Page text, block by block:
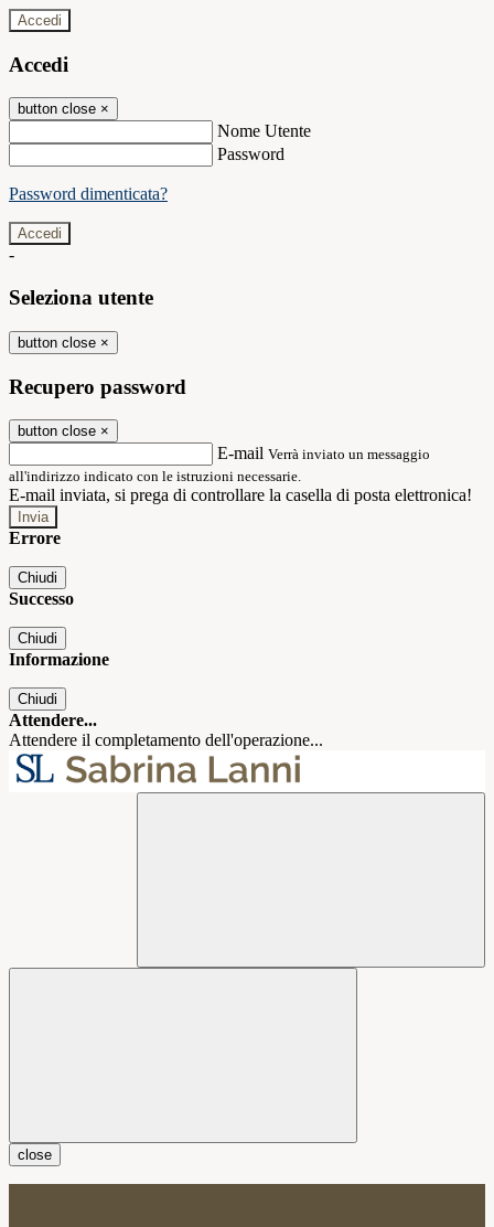
Accedi
Accedi
button close ×
Nome Utente
Password
Password dimenticata?
-
Seleziona utente
button close ×
Recupero password
button close ×
E-mail Verrà inviato un messaggio
all'indirizzo indicato con le istruzioni necessarie.
E-mail inviata, si prega di controllare la casella di posta elettronica!
Errore
Chiudi
Successo
Chiudi
Informazione
Chiudi
Attendere...
Attendere il completamento dell'operazione...
close